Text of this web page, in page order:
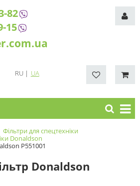
82
15
RU | UA
Фільтри для спецтехніки
Donaldson
P551001
Donaldson